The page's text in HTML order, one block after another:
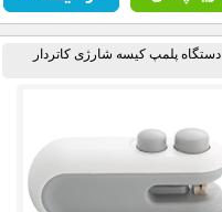
دستگاه پلمپ کیسه شارژی کاتردار